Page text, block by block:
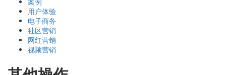
用户体验
电子商务
社区营销
网红营销
视频营销